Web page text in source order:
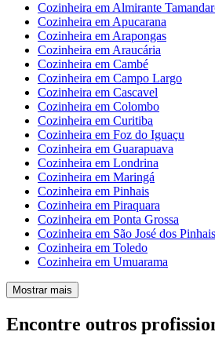
Cozinheira em Almirante
Cozinheira em Apucarana
Cozinheira em Arapongas
Cozinheira em Araucária
Cozinheira em Cambé
Cozinheira em Campo Largo
Cozinheira em Cascavel
Cozinheira em Colombo
Cozinheira em Curitiba
Cozinheira em Foz do Iguaçu
Cozinheira em Guarapuava
Cozinheira em Londrina
Cozinheira em Maringá
Cozinheira em Pinhais
Cozinheira em Piraquara
Cozinheira em Ponta Grossa
Cozinheira em São José dos Pinhais
Cozinheira em Toledo
Cozinheira em Umuarama
Mostrar mais
Encontre outros